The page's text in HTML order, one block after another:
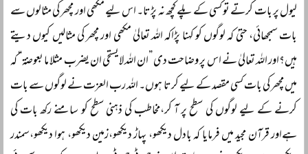
لیول پر بات کرتے تو کسی کے پلے کچھ نہ پڑتا۔ اس لیے مکھی اور مچھر کی مثالوں سے
بات سمجھائی، حتیٰ کہ لوگوں کو کہنا پڑاکہ اللہ تعالیٰ مکھی اور مچھر کی مثالیں کیوں دیتے
ہیں؟اور اللہ تعالیٰ نے اس پر وضاحت دی ”ان اللہ لایستحی ان یضرب مثلا ما بعوضۃ“ کہ
میں مچھر کی بات کسی مقصد کے لیے کرتا ہوں۔ اللہ رب العزت نے لوگوں سے بات
کرنے کے لیے لوگوں کی سطح پر آ کر،مخاطب کی ذہنی سطح کو سامنے رکھ بات کی
ہےاور قرآن مجید میں فرمایا کہ بادل دیکھو، پہاڑ دیکھو،زمین دیکھو، ہوا دیکھو،سمندر